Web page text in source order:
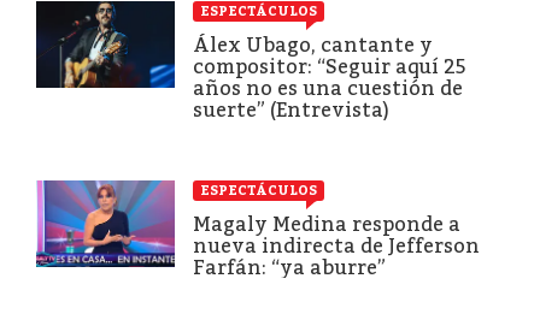
ESPECTÁCULOS
Álex Ubago, cantante y
compositor: “Seguir aquí 25
años no es una cuestión de
suerte” (Entrevista)
ESPECTÁCULOS
Magaly Medina responde a
nueva indirecta de Jefferson
Farfán: “ya aburre”